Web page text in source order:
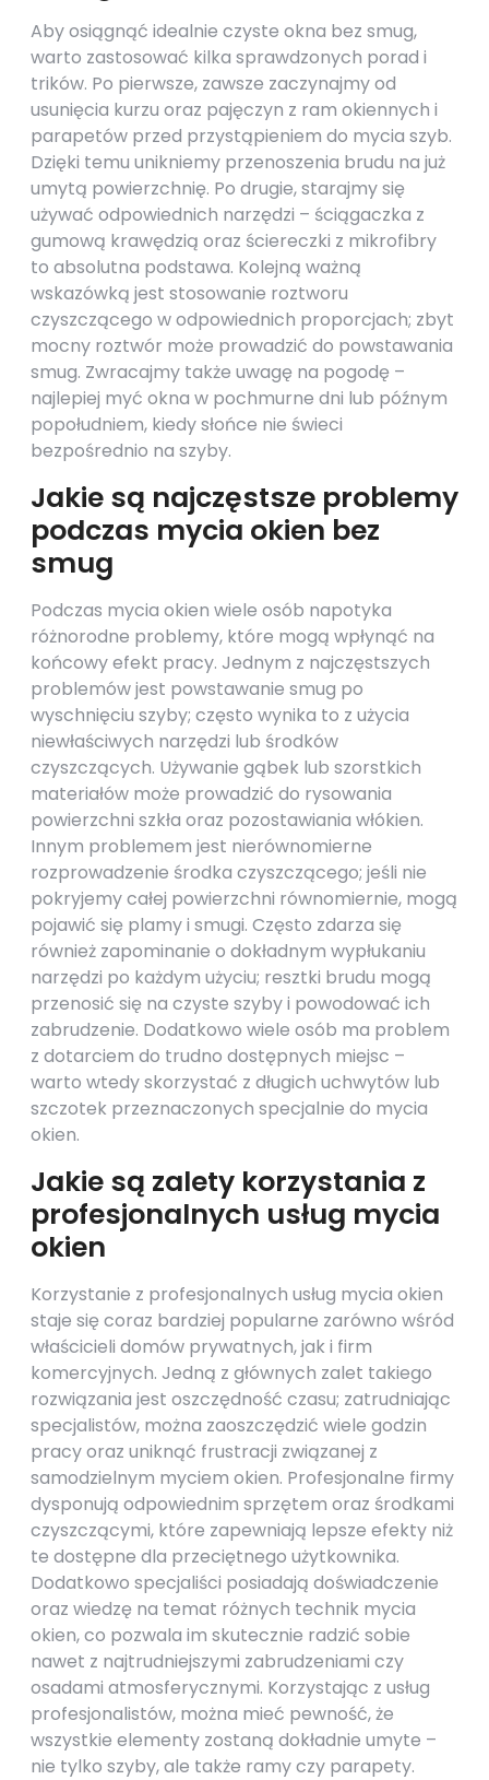
Aby osiągnąć idealnie czyste okna bez smug,
warto zastosować kilka sprawdzonych porad i
trików. Po pierwsze, zawsze zaczynajmy od
usunięcia kurzu oraz pajęczyn z ram okiennych i
parapetów przed przystąpieniem do mycia szyb.
Dzięki temu unikniemy przenoszenia brudu na już
umytą powierzchnię. Po drugie, starajmy się
używać odpowiednich narzędzi – ściągaczka z
gumową krawędzią oraz ściereczki z mikrofibry
to absolutna podstawa. Kolejną ważną
wskazówką jest stosowanie roztworu
czyszczącego w odpowiednich proporcjach; zbyt
mocny roztwór może prowadzić do powstawania
smug. Zwracajmy także uwagę na pogodę –
najlepiej myć okna w pochmurne dni lub późnym
popołudniem, kiedy słońce nie świeci
bezpośrednio na szyby.
Jakie są najczęstsze problemy
podczas mycia okien bez
smug
Podczas mycia okien wiele osób napotyka
różnorodne problemy, które mogą wpłynąć na
końcowy efekt pracy. Jednym z najczęstszych
problemów jest powstawanie smug po
wyschnięciu szyby; często wynika to z użycia
niewłaściwych narzędzi lub środków
czyszczących. Używanie gąbek lub szorstkich
materiałów może prowadzić do rysowania
powierzchni szkła oraz pozostawiania włókien.
Innym problemem jest nierównomierne
rozprowadzenie środka czyszczącego; jeśli nie
pokryjemy całej powierzchni równomiernie, mogą
pojawić się plamy i smugi. Często zdarza się
również zapominanie o dokładnym wypłukaniu
narzędzi po każdym użyciu; resztki brudu mogą
przenosić się na czyste szyby i powodować ich
zabrudzenie. Dodatkowo wiele osób ma problem
z dotarciem do trudno dostępnych miejsc –
warto wtedy skorzystać z długich uchwytów lub
szczotek przeznaczonych specjalnie do mycia
okien.
Jakie są zalety korzystania z
profesjonalnych usług mycia
okien
Korzystanie z profesjonalnych usług mycia okien
staje się coraz bardziej popularne zarówno wśród
właścicieli domów prywatnych, jak i firm
komercyjnych. Jedną z głównych zalet takiego
rozwiązania jest oszczędność czasu; zatrudniając
specjalistów, można zaoszczędzić wiele godzin
pracy oraz uniknąć frustracji związanej z
samodzielnym myciem okien. Profesjonalne firmy
dysponują odpowiednim sprzętem oraz środkami
czyszczącymi, które zapewniają lepsze efekty niż
te dostępne dla przeciętnego użytkownika.
Dodatkowo specjaliści posiadają doświadczenie
oraz wiedzę na temat różnych technik mycia
okien, co pozwala im skutecznie radzić sobie
nawet z najtrudniejszymi zabrudzeniami czy
osadami atmosferycznymi. Korzystając z usług
profesjonalistów, można mieć pewność, że
wszystkie elementy zostaną dokładnie umyte –
nie tylko szyby, ale także ramy czy parapety.